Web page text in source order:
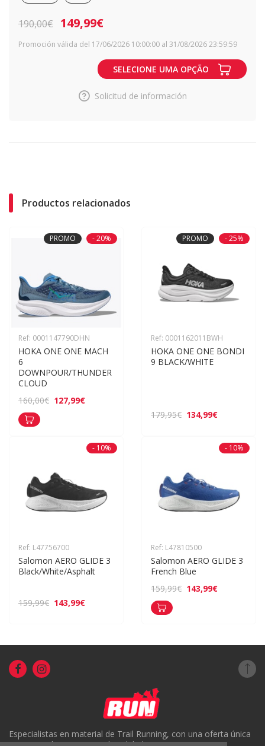
190,00€ 149,99€
Promoción válida del 17/06/2026 10:00:00 al 31/08/2026 23:59:59
SELECIONE UMA OPÇÃO
Solicitud de información
Productos relacionados
PROMO - 20%
Ref: 0001147790DHN
HOKA ONE ONE MACH
6
DOWNPOUR/THUNDER
CLOUD
160,00€ 127,99€
PROMO - 25%
Ref: 0001162011BWH
HOKA ONE ONE BONDI
9 BLACK/WHITE
179,95€ 134,99€
- 10%
Ref: L47756700
Salomon AERO GLIDE 3
Black/White/Asphalt
159,99€ 143,99€
- 10%
Ref: L47810500
Salomon AERO GLIDE 3
French Blue
159,99€ 143,99€
Especialistas en material de Trail Running, con una oferta única